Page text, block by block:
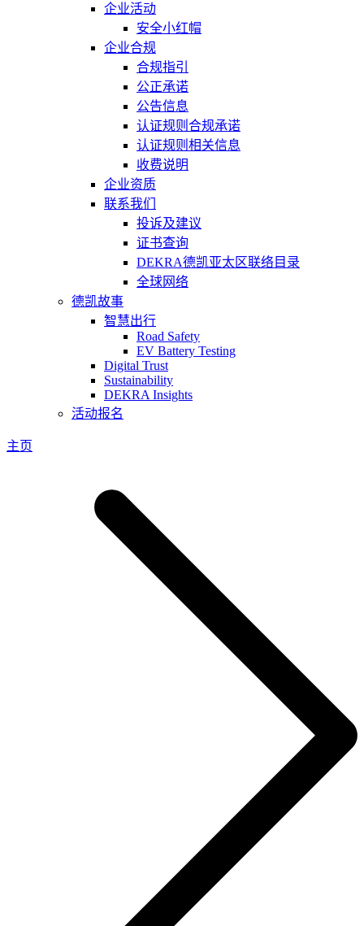
企业活动
安全小红帽
企业合规
合规指引
公正承诺
公告信息
认证规则合规承诺
认证规则相关信息
收费说明
企业资质
联系我们
投诉及建议
证书查询
DEKRA德凯亚太区联络目录
全球网络
德凯故事
智慧出行
Road Safety
EV Battery Testing
Digital Trust
Sustainability
DEKRA Insights
活动报名
主页